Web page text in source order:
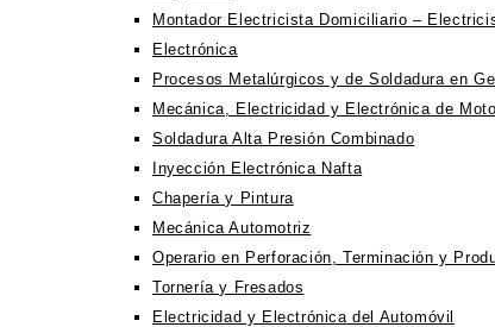
Montador Electricista Domiciliario –
Electrónica
Procesos Metalúrgicos y de Soldadura en
Mecánica, Electricidad y Electrónica de
Soldadura Alta Presión Combinado
Inyección Electrónica Nafta
Chapería y Pintura
Mecánica Automotriz
Operario en Perforación, Terminación y
Tornería y Fresados
Electricidad y Electrónica del Automóvil